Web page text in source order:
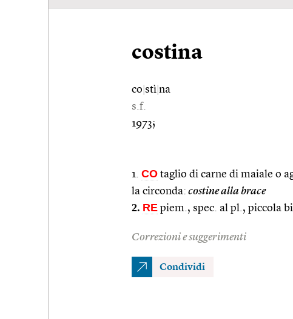
costina
co stì na
s.f.
1973;
1. CO taglio di carne di maiale o
la circonda: costine alla brace
2. RE piem., spec. al pl., piccola
Correzioni e suggerimenti
Condividi